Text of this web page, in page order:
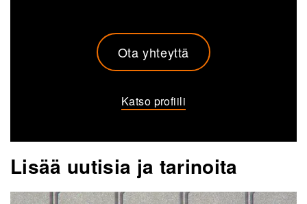
Ota yhteyttä
Katso profiili
Lisää uutisia ja tarinoita